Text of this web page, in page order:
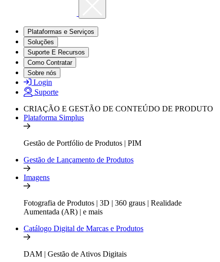
Plataformas e Serviços
Soluções
Suporte E Recursos
Como Contratar
Sobre nós
Login
Suporte
CRIAÇÃO E GESTÃO DE CONTEÚDO DE PRODUTO
Plataforma Simplus
Gestão de Portfólio de Produtos | PIM
Gestão de Lançamento de Produtos
Imagens
Fotografia de Produtos | 3D | 360 graus | Realidade
Aumentada (AR) | e mais
Catálogo Digital de Marcas e Produtos
DAM | Gestão de Ativos Digitais